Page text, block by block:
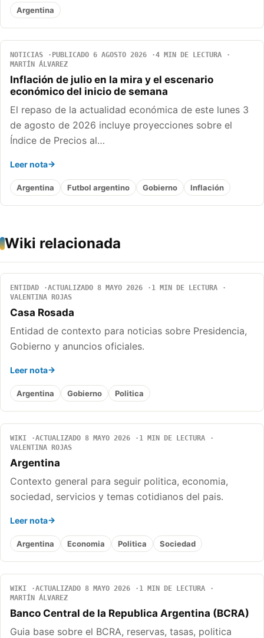
Argentina
NOTICIAS PUBLICADO 6 AGOSTO 2026
4 MIN DE LECTURA
MARTÍN ÁLVAREZ
Inflación de julio en la mira y el escenario
económico del inicio de semana
El repaso de la actualidad económica de este lunes 3
de agosto de 2026 incluye proyecciones sobre el
Índice de Precios al…
Leer nota
Argentina Futbol argentino Gobierno Inflación
Wiki relacionada
ENTIDAD ACTUALIZADO 8 MAYO 2026
1 MIN DE LECTURA
VALENTINA ROJAS
Casa Rosada
Entidad de contexto para noticias sobre Presidencia,
Gobierno y anuncios oficiales.
Leer nota
Argentina Gobierno Politica
WIKI ACTUALIZADO 8 MAYO 2026
1 MIN DE LECTURA
VALENTINA ROJAS
Argentina
Contexto general para seguir politica, economia,
sociedad, servicios y temas cotidianos del pais.
Leer nota
Argentina Economia Politica Sociedad
WIKI ACTUALIZADO 8 MAYO 2026
1 MIN DE LECTURA
MARTÍN ÁLVAREZ
Banco Central de la Republica Argentina (BCRA)
Guia base sobre el BCRA, reservas, tasas, politica